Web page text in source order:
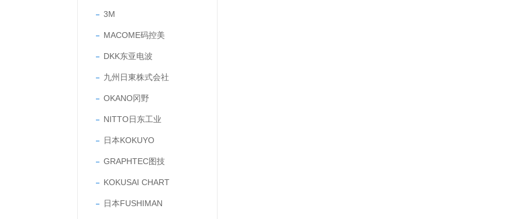
3M
MACOME码控美
DKK东亚电波
九州日東株式会社
OKANO冈野
NITTO日东工业
日本KOKUYO
GRAPHTEC图技
KOKUSAI CHART
日本FUSHIMAN